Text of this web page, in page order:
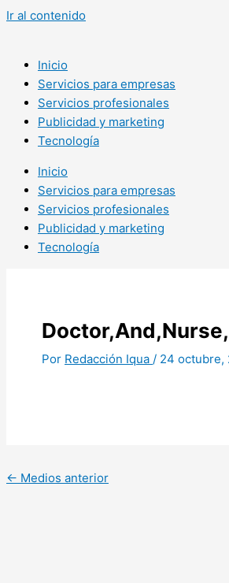
Ir al contenido
Inicio
Servicios para empresas
Servicios profesionales
Publicidad y marketing
Tecnología
Inicio
Servicios para empresas
Servicios profesionales
Publicidad y marketing
Tecnología
Por Redacción Iqua / 24 octubre,
← Medios anterior